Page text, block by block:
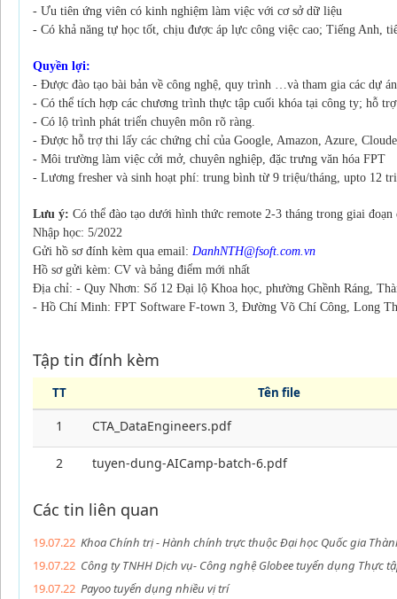
- Ưu tiên ứng viên có kinh nghiệm làm việc với cơ sở dữ liệu
- Có khả năng tự học tốt, chịu được áp lực công việc cao; Tiếng Anh,
Quyền lợi:
- Được đào tạo bài bản về công nghệ, quy trình …và tham gia các dự
- Có thể tích hợp các chương trình thực tập cuối khóa tại công ty; hỗ
- Có lộ trình phát triển chuyên môn rõ ràng.
- Được hỗ trợ thi lấy các chứng chỉ của Google, Amazon, Azure,
- Môi trường làm việc cởi mở, chuyên nghiệp, đặc trưng văn hóa FPT
- Lương fresher và sinh hoạt phí: trung bình từ 9 triệu/tháng, upto 12
Lưu ý: Có thể đào tạo dưới hình thức remote 2-3 tháng trong giai
Nhập học: 5/2022
Gửi hồ sơ đính kèm qua email: DanhNTH@fsoft.com.vn
Hồ sơ gửi kèm: CV và bảng điểm mới nhất
Địa chỉ: - Quy Nhơn: Số 12 Đại lộ Khoa học, phường Ghềnh Ráng,
- Hồ Chí Minh: FPT Software F-town 3, Đường Võ Chí Công, Long
Tập tin đính kèm
TT Tên file
1 CTA_DataEngineers.pdf
2 tuyen-dung-AICamp-batch-6.pdf
Các tin liên quan
19.07.22 Khoa Chính trị - Hành chính trực thuộc Đại học Quốc gia
19.07.22 Công ty TNHH Dịch vụ- Công nghệ Globee tuyển dụng Thực
19.07.22 Payoo tuyển dụng nhiều vị trí